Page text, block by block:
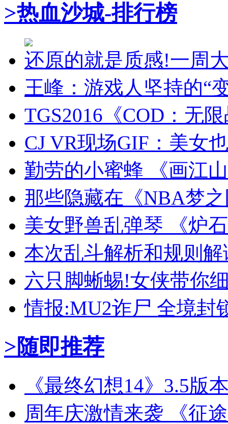
>热血沙城-排行榜
还原的就是质感!一周
王峰：游戏人坚持的“
TGS2016《COD：无
CJ VR现场GIF：美女
勤劳的小蜜蜂 《画江
那些隐藏在《NBA梦
美女野兽乱弹琴 《炉
本次乱斗解析和规则
六只脚蜥蜴!女侠带你
情报:MU2诈尸 全境封
>随即推荐
《最终幻想14》3.5版
周年庆激情来袭 《征